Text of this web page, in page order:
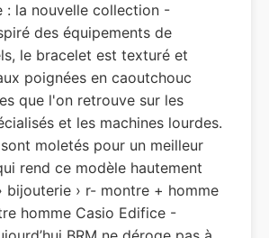
: la nouvelle collection -
des équipements de
le bracelet est texturé et
poignées en caoutchouc
que l'on retrouve sur les
et les machines lourdes.
moletés pour un meilleur
rend ce modèle hautement
bijouterie › r- montre + homme
homme Casio Edifice -